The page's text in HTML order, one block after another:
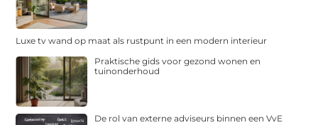
Luxe tv wand op maat als rustpunt in een modern interieur
Praktische gids voor gezond wonen en
tuinonderhoud
De rol van externe adviseurs binnen een VvE